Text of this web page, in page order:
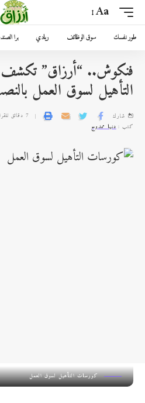
Aa
طور نفسك سوق الوظائف ريادي برا
فنكوش.. “أرزاق”
التأهيل لسوق العمل
كتب :دنيا ممدوح
شارك 7 دقائق للقراءة
كورسات التأهيل لسوق العمل